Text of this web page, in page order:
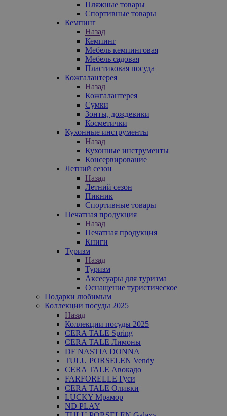
Пляжные товары
Спортивные товары
Кемпинг
Назад
Кемпинг
Мебель кемпинговая
Мебель садовая
Пластиковая посуда
Кожгалантерея
Назад
Кожгалантерея
Сумки
Зонты, дождевики
Косметички
Кухонные инструменты
Назад
Кухонные инструменты
Консервирование
Летний сезон
Назад
Летний сезон
Пикник
Спортивные товары
Печатная продукция
Назад
Печатная продукция
Книги
Туризм
Назад
Туризм
Аксесуары для туризма
Оснащение туристическое
Подарки любимым
Коллекции посуды 2025
Назад
Коллекции посуды 2025
CERA TALE Spring
CERA TALE Лимоны
DE'NASTIA DONNA
TULU PORSELEN Vendy
CERA TALE Авокадо
FARFORELLE Гуси
CERA TALE Оливки
LUCKY Мрамор
ND PLAY